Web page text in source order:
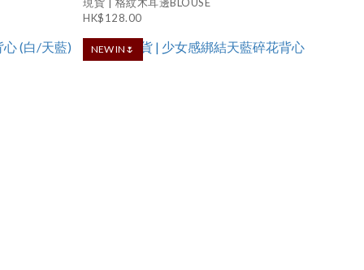
HK$128.00
NEW IN🌷